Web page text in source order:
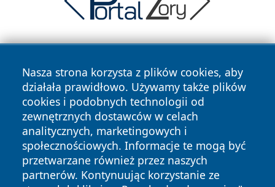
Nasza strona korzysta z plików cookies, aby
działała prawidłowo. Używamy także plików
cookies i podobnych technologii od
zewnętrznych dostawców w celach
analitycznych, marketingowych i
społecznościowych. Informacje te mogą być
przetwarzane również przez naszych
partnerów. Kontynuując korzystanie ze
Copyright © 2026 wrotatarnowa.pl Wszystkie prawa
zastrzeżone.
News Autorzy
Polityka
Polityka